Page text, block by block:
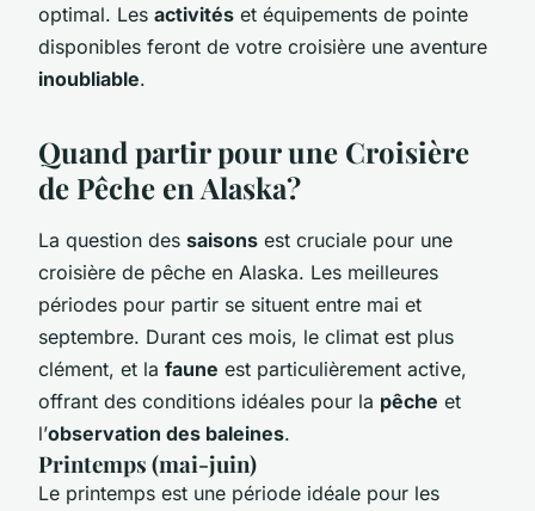
optimal. Les activités et équipements de pointe
disponibles feront de votre croisière une aventure
inoubliable.
Quand partir pour une Croisière
de Pêche en Alaska?
La question des saisons est cruciale pour une
croisière de pêche en Alaska. Les meilleures
périodes pour partir se situent entre mai et
septembre. Durant ces mois, le climat est plus
clément, et la faune est particulièrement active,
offrant des conditions idéales pour la pêche et
l’observation des baleines.
Printemps (mai-juin)
Le printemps est une période idéale pour les